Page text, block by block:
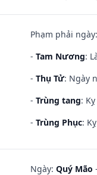
Phạm phải ngày:
- Tam Nương:
- Thụ Tử: Ngày
- Trùng tang:
- Trùng Phục:
Ngày: Quý Mão